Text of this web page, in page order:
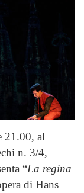
21.00, al
n. 3/4,
“La regina
di Hans